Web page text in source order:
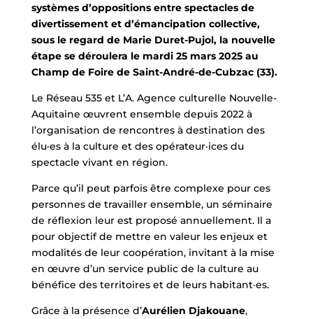
systèmes d’oppositions entre spectacles de
divertissement et d’émancipation collective,
sous le regard de Marie Duret-Pujol, la nouvelle
étape se déroulera le mardi 25 mars 2025 au
Champ de Foire de Saint-André-de-Cubzac (33).
Le Réseau 535 et L’A. Agence culturelle Nouvelle-
Aquitaine œuvrent ensemble depuis 2022 à
l’organisation de rencontres à destination des
élu·es à la culture et des opérateur·ices du
spectacle vivant en région.
Parce qu’il peut parfois être complexe pour ces
personnes de travailler ensemble, un séminaire
de réflexion leur est proposé annuellement. Il a
pour objectif de mettre en valeur les enjeux et
modalités de leur coopération, invitant à la mise
en œuvre d’un service public de la culture au
bénéfice des territoires et de leurs habitant·es.
Grâce à la présence d’Aurélien Djakouane,